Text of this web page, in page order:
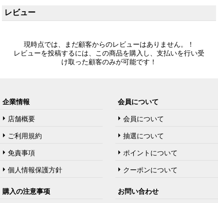
レビュー
現時点では、まだ顧客からのレビューはありません。！
レビューを投稿するには、この商品を購入し、支払いを行い受
け取った顧客のみが可能です！
企業情報
店舗概要
ご利用規約
免責事項
個人情報保護方針
会員について
会員について
抽選について
ポイントについて
クーポンについて
購入の注意事项 お問い合わせ